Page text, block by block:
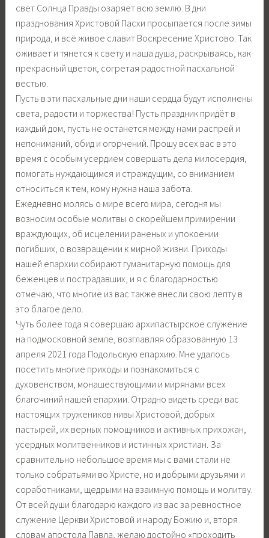
свет Солнца Правды озаряет всю землю. В дни
празднования Христовой Пасхи просыпается после зимы
природа, и всё живое славит Воскресение Христово. Так
оживает и тянется к свету и наша душа, раскрываясь, как
прекрасный цветок, согретая радостной пасхальной
вестью.
Пусть в эти пасхальные дни наши сердца будут исполнены
света, радости и торжества! Пусть праздник придёт в
каждый дом, пусть не останется между нами распрей и
непониманий, обид и огорчений. Прошу всех вас в это
время с особым усердием совершать дела милосердия,
помогать нуждающимся и страждущим, со вниманием
относиться к тем, кому нужна наша забота.
Ежедневно молясь о мире всего мира, сегодня мы
возносим особые молитвы о скорейшем примирении
враждующих, об исцелении раненых и упокоении
погибших, о возвращении к мирной жизни. Приходы
нашей епархии собирают гуманитарную помощь для
беженцев и пострадавших, и я с благодарностью
отмечаю, что многие из вас также внесли свою лепту в
это благое дело.
Чуть более года я совершаю архипастырское служение
на подмосковной земле, возглавляя образованную 13
апреля 2021 года Подольскую епархию. Мне удалось
посетить многие приходы и познакомиться с
духовенством, монашествующими и мирянами всех
благочиний нашей епархии. Отрадно видеть среди вас
настоящих тружеников нивы Христовой, добрых
пастырей, их верных помощников и активных прихожан,
усердных молитвенников и истинных христиан. За
сравнительно небольшое время мы с вами стали не
только собратьями во Христе, но и добрыми друзьями и
соработниками, щедрыми на взаимную помощь и молитву.
От всей души благодарю каждого из вас за ревностное
служение Церкви Христовой и народу Божию и, вторя
словам апостола Павла, желаю достойно «проходить